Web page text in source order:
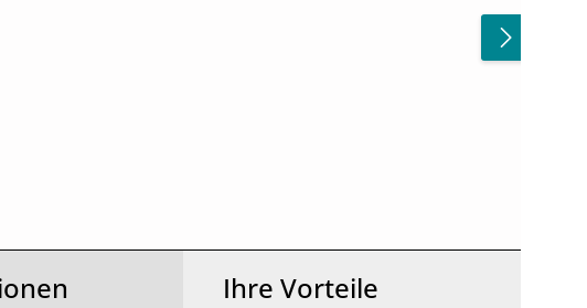
Ihre Vorteile